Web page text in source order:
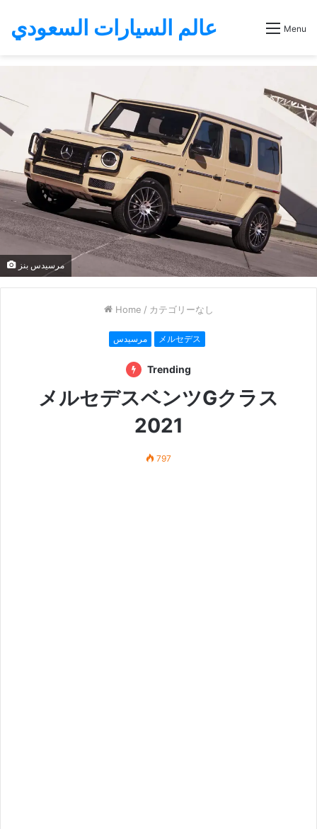
عالم السيارات السعودي Menu
مرسيدس بنز
Home / カテゴリーなし
مرسيدس メルセデス
Trending
メルセデスベンツGクラス
2021
797